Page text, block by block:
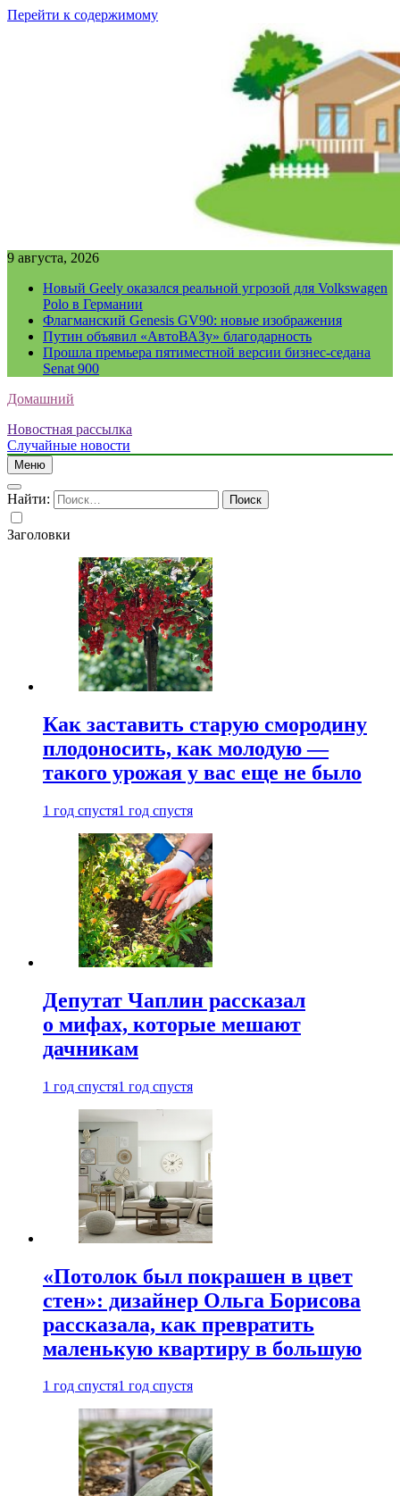
Перейти к содержимому
9 августа, 2026
Новый Geely оказался реальной угрозой для Volkswagen
Polo в Германии
Флагманский Genesis GV90: новые изображения
Путин объявил «АвтоВАЗу» благодарность
Прошла премьера пятиместной версии бизнес-седана
Senat 900
Домашний
Новостная рассылка
Случайные новости
Меню
Найти:
Заголовки
Как заставить старую смородину
плодоносить, как молодую —
такого урожая у вас еще не было
1 год спустя1 год спустя
Депутат Чаплин рассказал
о мифах, которые мешают
дачникам
1 год спустя1 год спустя
«Потолок был покрашен в цвет
стен»: дизайнер Ольга Борисова
рассказала, как превратить
маленькую квартиру в большую
1 год спустя1 год спустя